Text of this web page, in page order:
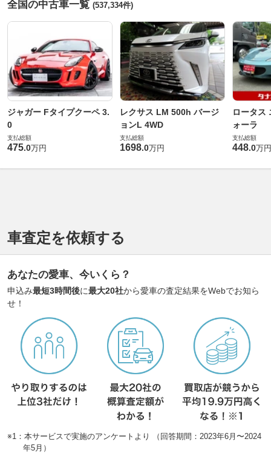
全国の中古車一覧 (537,334件)
ジャガー Fタイプクーペ 3.
0
支払総額
475.0万円
レクサス LM 500h バージ
ョンL 4WD
支払総額
1698.0万円
ロータス
ォーラ
支払総額
448.0万円
車査定を依頼する
あなたの愛車、今いくら？
申込み最短3時間後に最大20社から愛車の査定結果をWebでお知ら
せ！
※1：本サービスで実施のアンケートより （回答期間：2023年6月〜2024
年5月）